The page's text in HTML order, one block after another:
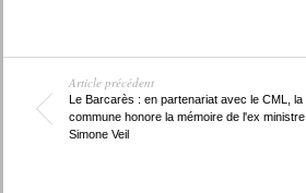
Article précédent
Le Barcarès : en partenariat avec le CML, la
commune honore la mémoire de l'ex ministre
Simone Veil